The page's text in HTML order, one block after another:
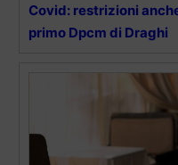
Covid: restrizioni
primo Dpcm di Draghi